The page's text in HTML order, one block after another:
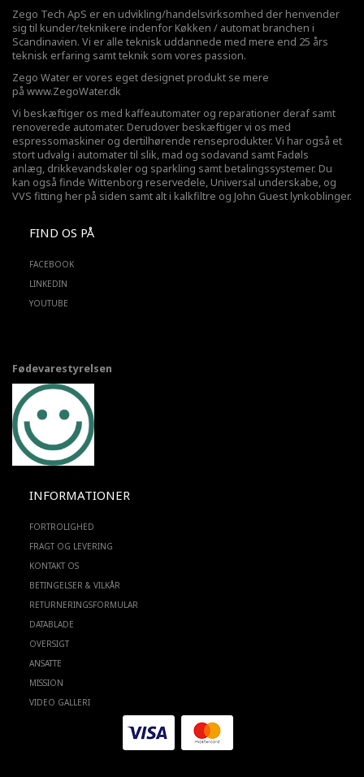
Zego Tech ApS er en udvikling/handelsvirksomhed der henvender
sig til kunder/teknikere indenfor Køkken / automat branchen i
Scandinavien. Vi er alle teknisk uddannede med mere end 25 års
teknisk erfaring samt teknik som vores passion.
Zego Water er vores eget designet produkt se mere
på www.ZegoWater.dk
Vi beskæftiger os med kaffeautomater og reparationer deraf samt
renoverede automater. Derudover beskæftiger vi os med
espressomaskiner og dertilhørende renseprodukter. Vi har også et
stort udvalg i automater til slik, mad og sodavand samt Fadøls
anlæg, drikkevandskøler og sparkling samt betalingssystemer. Du
kan også finde Wittenborg reservedele, Universal underskabe, og
VVS fitting her på siden samt alt i kalkfiltre og John Guest lynkoblinger.
FIND OS PÅ
FACEBOOK
LINKEDIN
YOUTUBE
Fødevarestyrelsen
INFORMATIONER
FORTROLIGHED
FRAGT OG LEVERING
KONTAKT OS
BETINGELSER & VILKÅR
RETURNERINGSFORMULAR
DATABLADE
OVERSIGT
ANSATTE
MISSION
VIDEO GALLERI